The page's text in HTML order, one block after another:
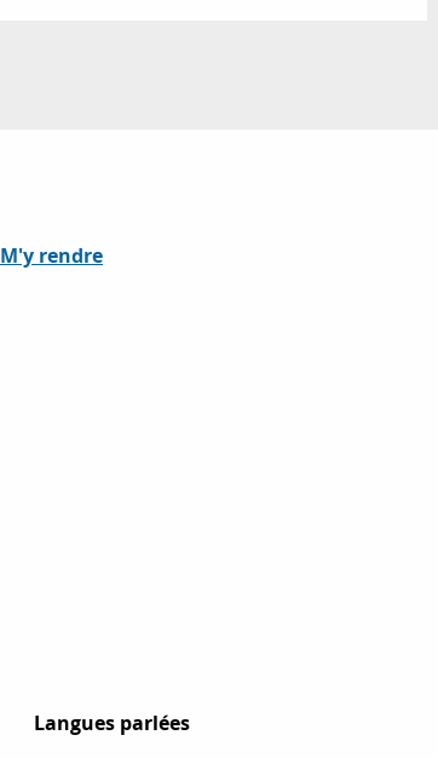
M'y rendre
Langues parlées
Langues parlées